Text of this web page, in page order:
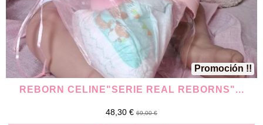
Promoción !!
REBORN CELINE"SERIE REAL REBORNS"...
48,30 € 69,00 €